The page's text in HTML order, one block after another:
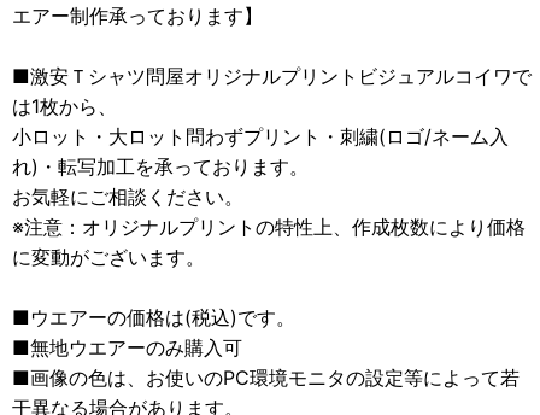
エアー制作承っております】
■激安Ｔシャツ問屋オリジナルプリントビジュアルコイワで
は1枚から、
小ロット・大ロット問わずプリント・刺繍(ロゴ/ネーム入
れ)・転写加工を承っております。
お気軽にご相談ください。
※注意：オリジナルプリントの特性上、作成枚数により価格
に変動がございます。
■ウエアーの価格は(税込)です。
■無地ウエアーのみ購入可
■画像の色は、お使いのPC環境モニタの設定等によって若
干異なる場合があります。